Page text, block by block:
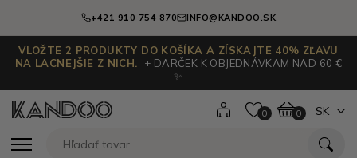
+421 910 754 870 INFO@KANDOO.SK
VLOŽTE 2 PRODUKTY DO KOŠÍKA A ZÍSKAJTE 40% ZĽAVU
NA LACNEJŠIE Z NICH.
+ DARČEK K OBJEDNÁVKAM NAD 60 €
✨
0 0 SK